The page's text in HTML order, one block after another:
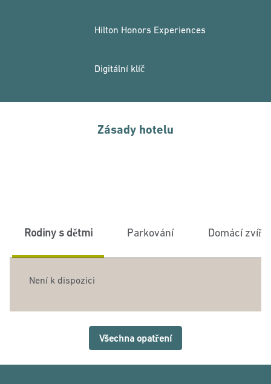
Hilton Honors Experiences
Digitální klíč
Zásady hotelu
Rodiny s dětmi Parkování Domácí
Není k dispozici
Všechna opatření